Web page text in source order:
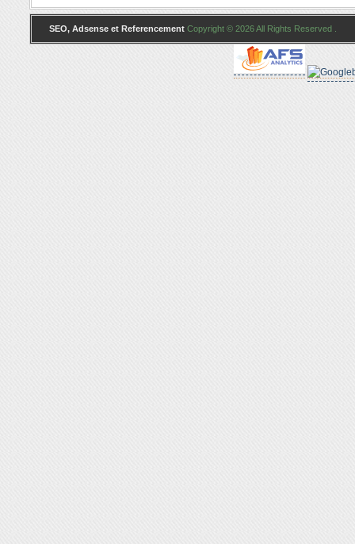
SEO, Adsense et Referencement Copyright © 2026 All Rights Reserved .